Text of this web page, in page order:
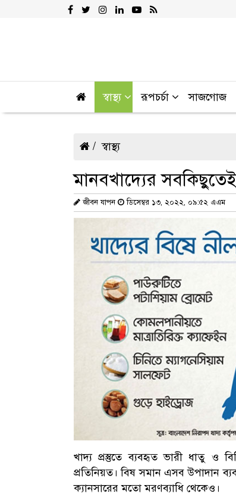
স্বাস্থ্য রূপচর্চা সাজগোজ
স্বাস্থ্য
মানবখাদ্যের
জীবন যাপন ডিসেম্বর ১৩, ২০২২, ০৯:৫২ এএম
খাদ্য প্রস্তুতে ব্যবহৃত ভারী ধাতু ও
প্রতিনিয়ত। বিষ সমান এসব উপাদান
ক্যানসারের মতো মরণব্যাধি থেকেও।